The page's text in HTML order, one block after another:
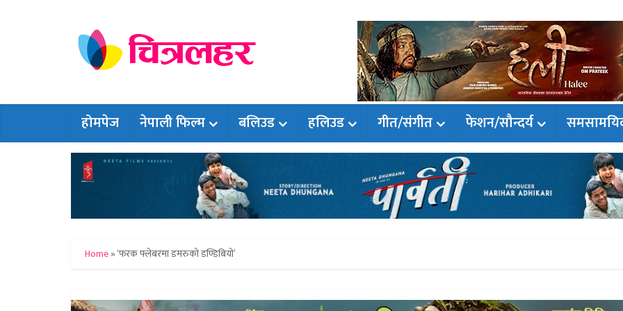
होमपेज नेपाली फिल्म बलिउड हलिउड गीत/संगीत फेशन/सौन्दर्य
Home»‘फरक फ्लेबरमा डमरुको डण्डिबियो’